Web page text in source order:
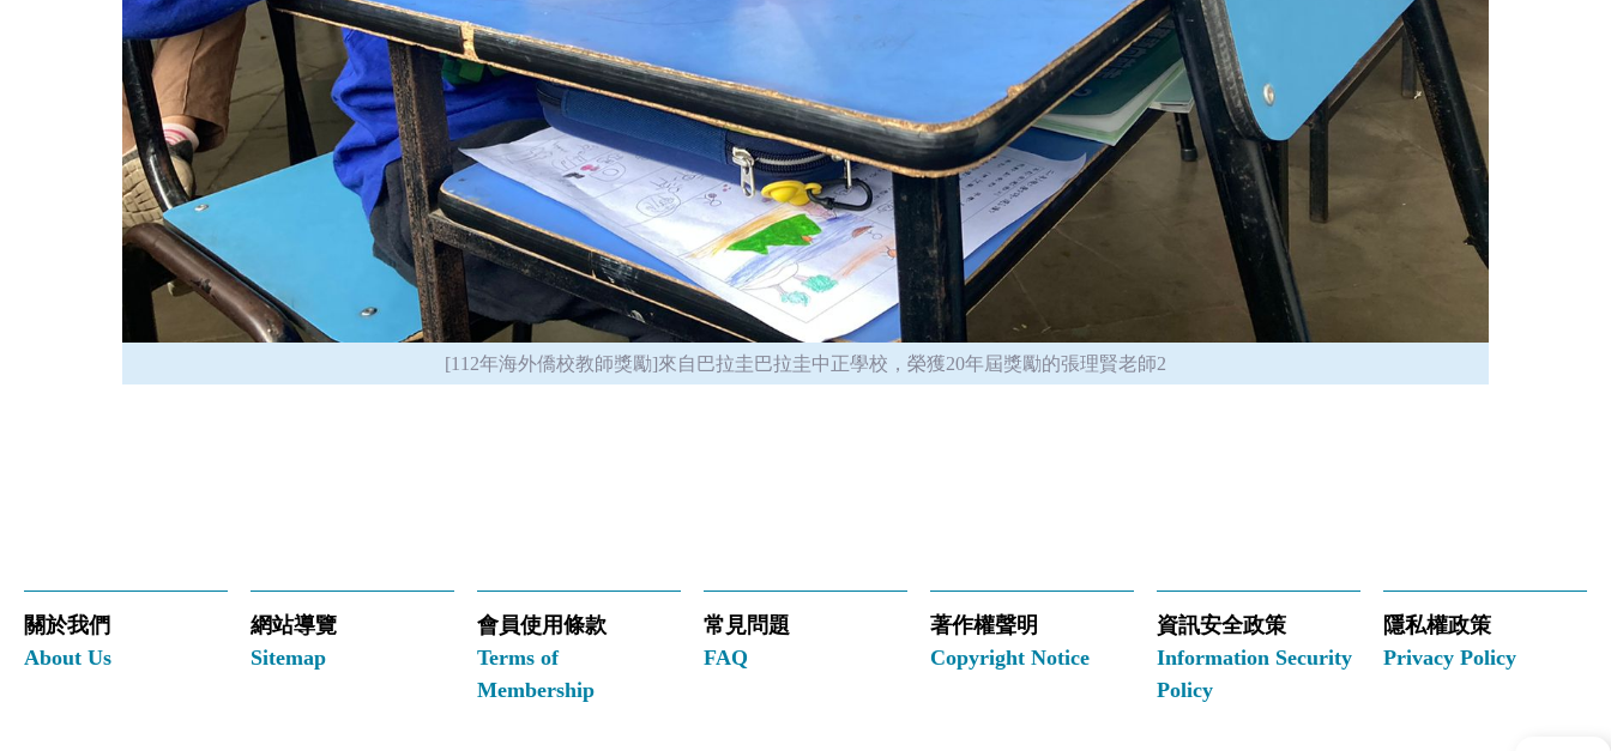
[112年海外僑校教師獎勵]來自巴拉圭巴拉圭中正學校，榮獲20年屆獎勵的張理賢老師2
關於我們
About Us
網站導覽
Sitemap
會員使用條款
Terms of
Membership
常見問題
FAQ
著作權聲明
Copyright Notice
資訊安全政策
Information Security
Policy
隱私權政策
Privacy Policy